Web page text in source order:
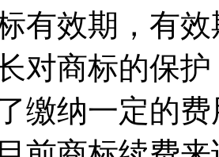
有效期，有
对商标的保
缴纳一定的